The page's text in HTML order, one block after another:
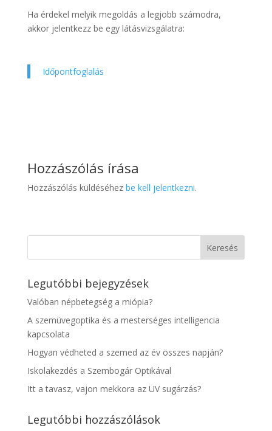
Ha érdekel melyik megoldás a legjobb számodra,
akkor jelentkezz be egy látásvizsgálatra:
Időpontfoglalás
Hozzászólás írása
Hozzászólás küldéséhez be kell jelentkezni.
Legutóbbi bejegyzések
Valóban népbetegség a miópia?
A szemüvegoptika és a mesterséges intelligencia
kapcsolata
Hogyan védheted a szemed az év összes napján?
Iskolakezdés a Szembogár Optikával
Itt a tavasz, vajon mekkora az UV sugárzás?
Legutóbbi hozzászólások